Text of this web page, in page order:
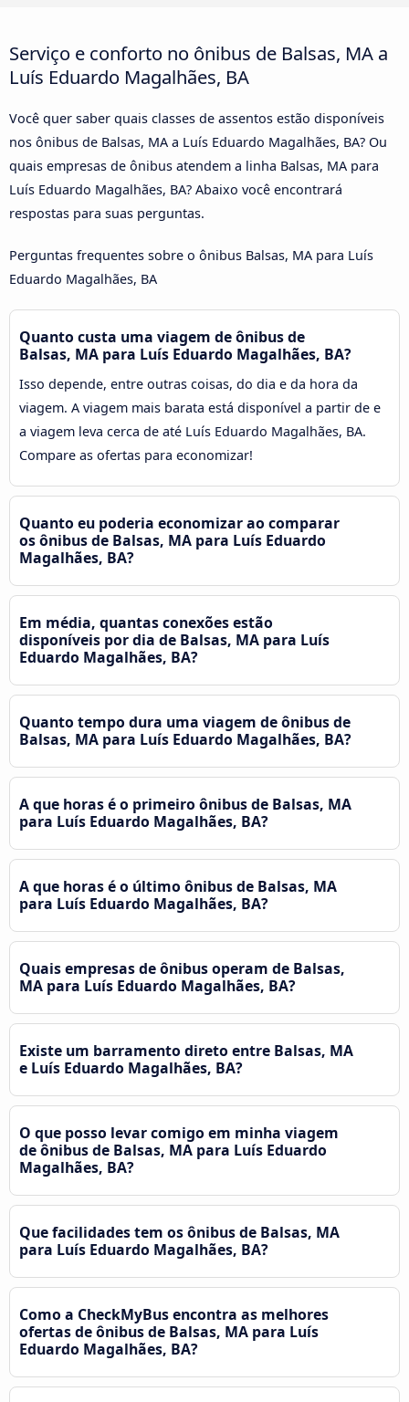
Serviço e conforto no ônibus de Balsas, MA a
Luís Eduardo Magalhães, BA
Você quer saber quais classes de assentos estão disponíveis
nos ônibus de Balsas, MA a Luís Eduardo Magalhães, BA? Ou
quais empresas de ônibus atendem a linha Balsas, MA para
Luís Eduardo Magalhães, BA? Abaixo você encontrará
respostas para suas perguntas.
Perguntas frequentes sobre o ônibus Balsas, MA para Luís
Eduardo Magalhães, BA
Quanto custa uma viagem de ônibus de
Balsas, MA para Luís Eduardo Magalhães, BA?
Isso depende, entre outras coisas, do dia e da hora da
viagem. A viagem mais barata está disponível a partir de e
a viagem leva cerca de até Luís Eduardo Magalhães, BA.
Compare as ofertas para economizar!
Quanto eu poderia economizar ao comparar
os ônibus de Balsas, MA para Luís Eduardo
Magalhães, BA?
Em média, quantas conexões estão
disponíveis por dia de Balsas, MA para Luís
Eduardo Magalhães, BA?
Quanto tempo dura uma viagem de ônibus de
Balsas, MA para Luís Eduardo Magalhães, BA?
A que horas é o primeiro ônibus de Balsas, MA
para Luís Eduardo Magalhães, BA?
A que horas é o último ônibus de Balsas, MA
para Luís Eduardo Magalhães, BA?
Quais empresas de ônibus operam de Balsas,
MA para Luís Eduardo Magalhães, BA?
Existe um barramento direto entre Balsas, MA
e Luís Eduardo Magalhães, BA?
O que posso levar comigo em minha viagem
de ônibus de Balsas, MA para Luís Eduardo
Magalhães, BA?
Que facilidades tem os ônibus de Balsas, MA
para Luís Eduardo Magalhães, BA?
Como a CheckMyBus encontra as melhores
ofertas de ônibus de Balsas, MA para Luís
Eduardo Magalhães, BA?